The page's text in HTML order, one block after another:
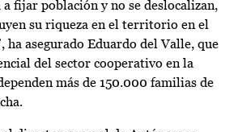
a fijar población y no se deslocalizan,
su riqueza en el territorio en el
ha asegurado Eduardo del Valle, que
del sector cooperativo en la
más de 150.000 familias de